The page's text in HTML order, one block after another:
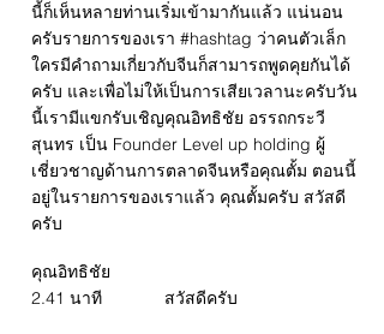
นี้ก็เห็นหลายท่านเริ่มเข้ามากันแล้ว แน่นอน
ครับรายการของเรา #hashtag ว่าคนตัวเล็ก
ใครมีคำถามเกี่ยวกับจีนก็สามารถพูดคุยกันได้
ครับ และเพื่อไม่ให้เป็นการเสียเวลานะครับวัน
นี้เรามีแขกรับเชิญคุณอิทธิชัย อรรถกระวี
สุนทร เป็น Founder Level up holding ผู้
เชี่ยวชาญด้านการตลาดจีนหรือคุณตั้ม ตอนนี้
อยู่ในรายการของเราแล้ว คุณตั้มครับ สวัสดี
ครับ
คุณอิทธิชัย
2.41 นาที สวัสดีครับ